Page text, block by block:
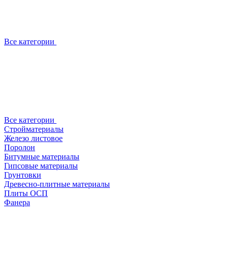
Все категории
Все категории
Стройматериалы
Железо листовое
Поролон
Битумные материалы
Гипсовые материалы
Грунтовки
Древесно-плитные материалы
Плиты ОСП
Фанера